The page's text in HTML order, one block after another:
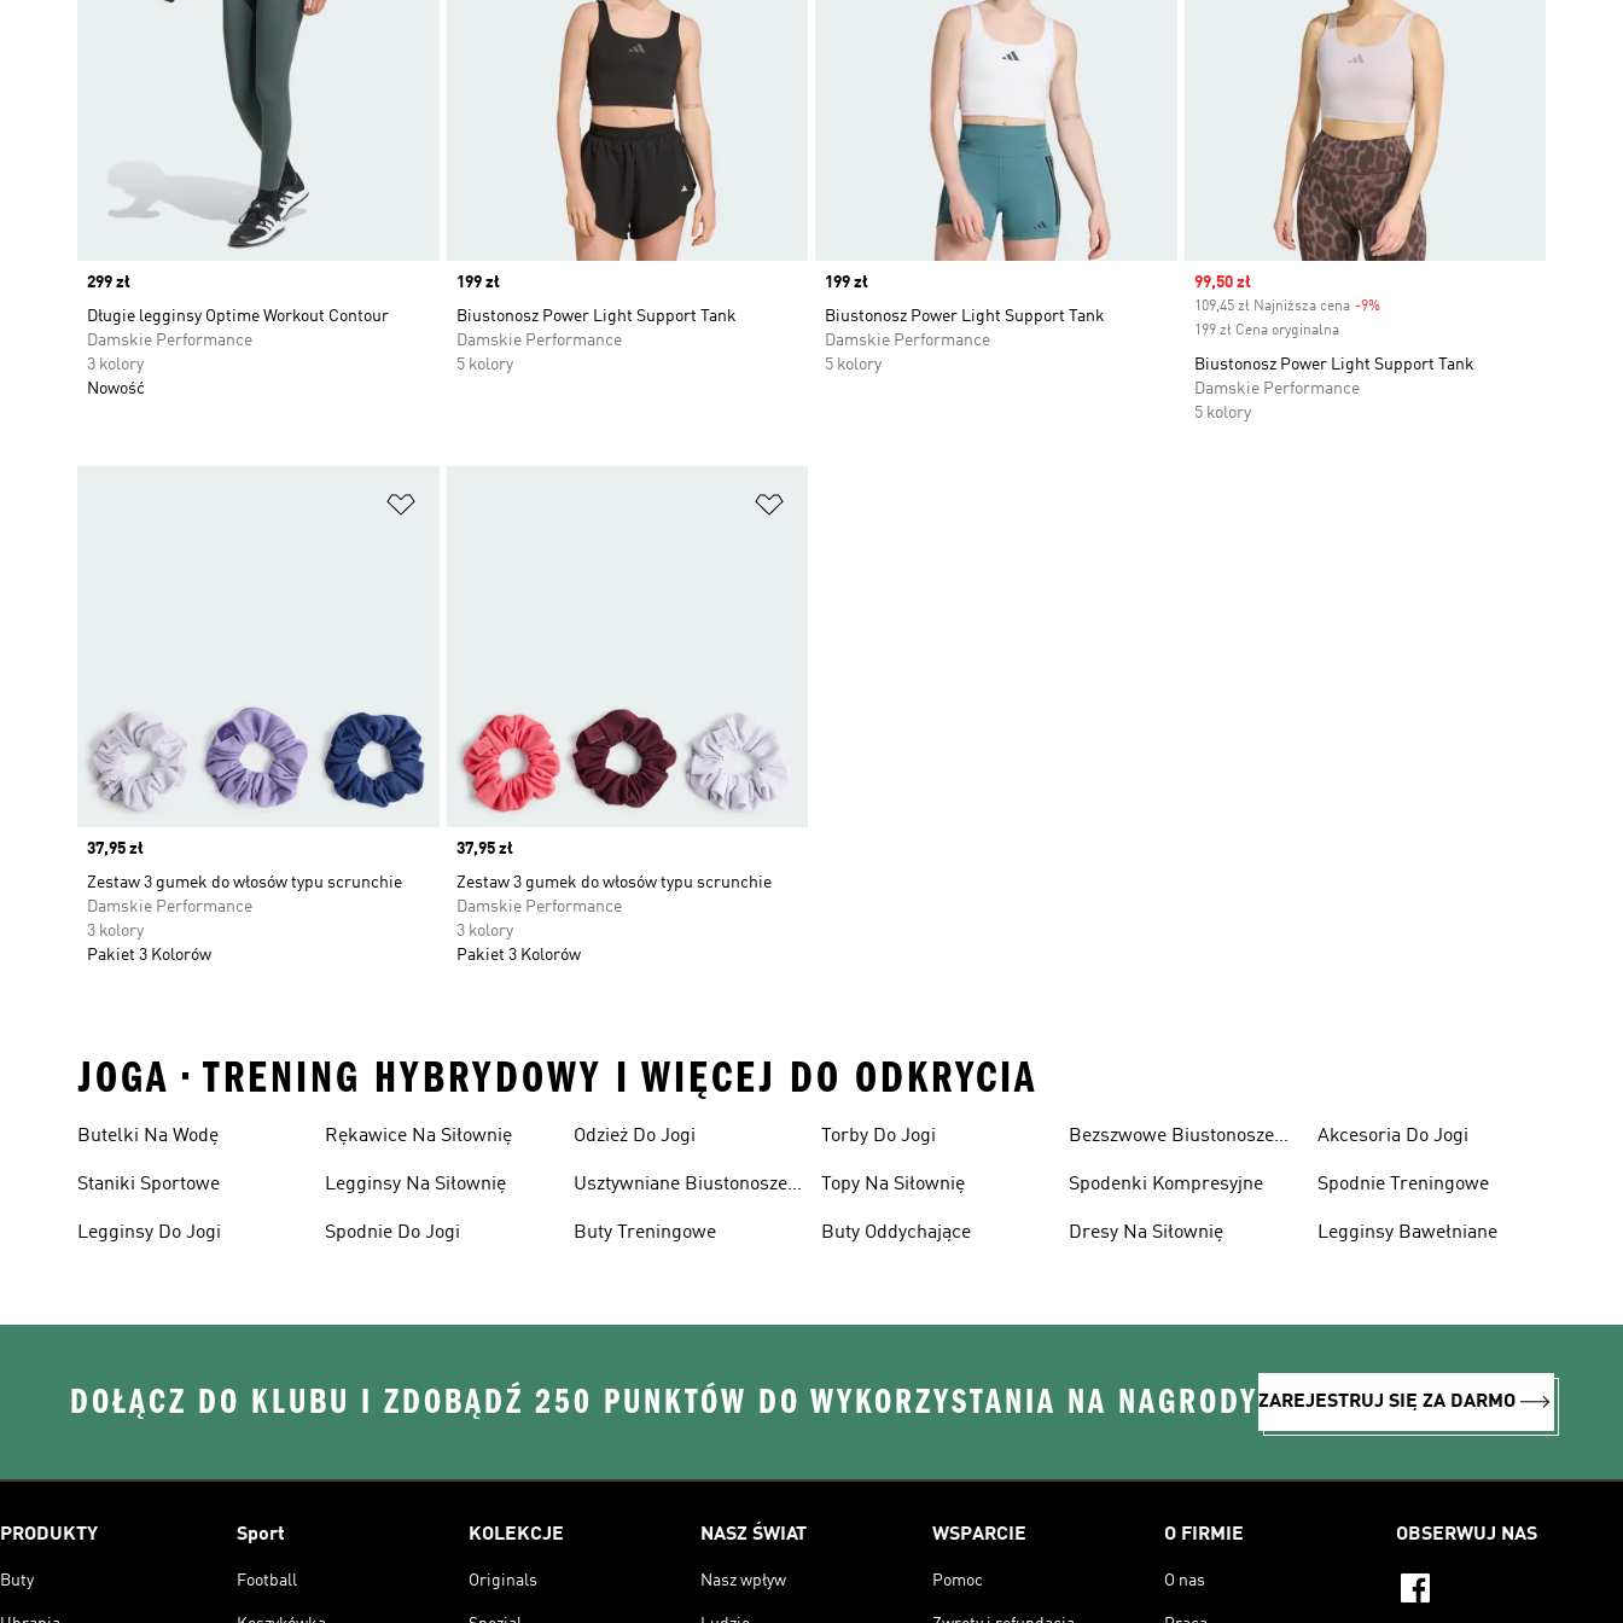
Price
299 zł
Długie legginsy Optime Workout Contour
Damskie Performance
3 kolory
Nowość
Price
199 zł
Biustonosz Power Light Support Tank
Damskie Performance
5 kolory
Price
199 zł
Biustonosz Power Light Support Tank
Damskie Performance
5 kolory
Sale price
99,50 zł
109,45 zł Najniższa cena -9%Discount
199 zł Cena oryginalna
Biustonosz Power Light Support Tank
Damskie Performance
5 kolory
Price
37,95 zł
Zestaw 3 gumek do włosów typu scrunchie
Damskie Performance
3 kolory
Pakiet 3 Kolorów
Price
37,95 zł
Zestaw 3 gumek do włosów typu scrunchie
Damskie Performance
3 kolory
Pakiet 3 Kolorów
JOGA • TRENING HYBRYDOWY I WIĘCEJ DO ODKRYCIA
Butelki Na Wodę
Staniki Sportowe
Legginsy Do Jogi
Rękawice Na Siłownię
Legginsy Na Siłownię
Spodnie Do Jogi
Odzież Do Jogi
Usztywniane Biustonosze
Buty Treningowe
Torby Do Jogi
Topy Na Siłownię
Buty Oddychające
Bezszwowe Biustonosze
Spodenki Kompresyjne
Dresy Na Siłownię
Akcesoria Do Jogi
Spodnie Treningowe
Legginsy Bawełniane
DOŁĄCZ DO KLUBU I ZDOBĄDŹ 250 PUNKTÓW DO WYKORZYSTANIA NA NAGRODYZAREJESTRUJ SIĘ ZA DARMO
PRODUKTY
Buty
Sport
Football
KOLEKCJE
Originals
NASZ ŚWIAT
Nasz wpływ
WSPARCIE
Pomoc
O FIRMIE
O nas
OBSERWUJ NAS